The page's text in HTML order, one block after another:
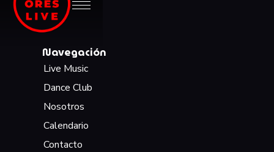
Navegación
Live Music
Dance Club
Nosotros
Calendario
Contacto